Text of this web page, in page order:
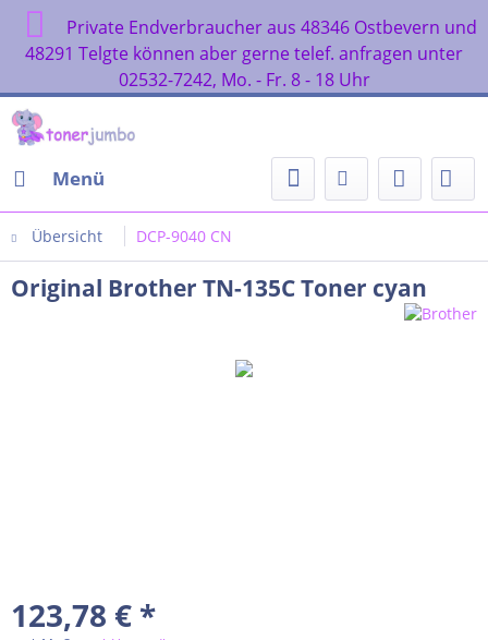
Private Endverbraucher aus 48346 Ostbevern und
48291 Telgte können aber gerne telef. anfragen unter
02532-7242, Mo. - Fr. 8 - 18 Uhr
Menü
Übersicht DCP-9040 CN
Original Brother TN-135C Toner cyan
123,78 € *